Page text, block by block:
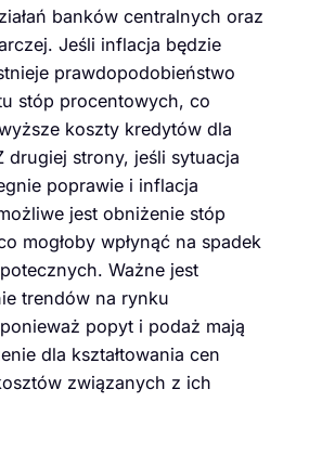
banków centralnych oraz
Jeśli inflacja będzie
prawdopodobieństwo
stóp procentowych, co
koszty kredytów dla
drugiej strony, jeśli sytuacja
poprawie i inflacja
jest obniżenie stóp
mogłoby wpłynąć na spadek
Ważne jest
trendów na rynku
popyt i podaż mają
dla kształtowania cen
związanych z ich